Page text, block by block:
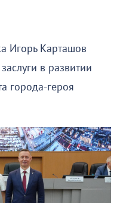
Игорь Карташов
в развитии
города-героя